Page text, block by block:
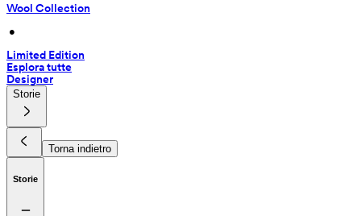
Wool Collection
•
Limited Edition
Esplora tutte
Designer
Storie
Torna indietro
Storie